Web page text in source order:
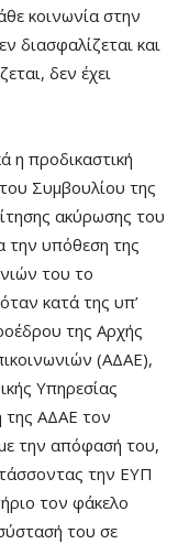
κοινωνία στην
διασφαλίζεται και
δεν έχει
η προδικαστική
Συμβουλίου της
ακύρωσης του
την υπόθεση της
του το
κατά της υπ’
της Αρχής
(ΑΔΑΕ),
Υπηρεσίας
ΑΔΑΕ τον
την απόφασή του,
την ΕΥΠ
τον φάκελο
του σε